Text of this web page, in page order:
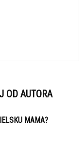
OD AUTORA
MAMA?